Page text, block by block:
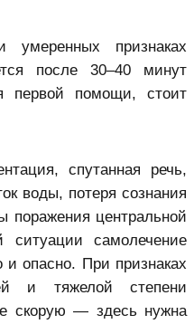
признаках
после 30–40 минут
первой помощи, стоит
спутанная речь,
воды, потеря сознания
поражения центральной
самолечение
опасно. При признаках
и тяжелой степени
скорую — здесь нужна